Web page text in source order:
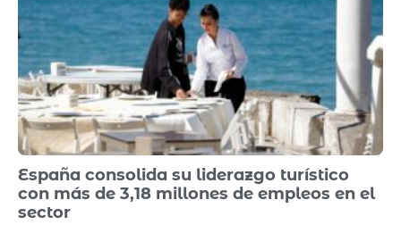
España consolida su liderazgo turístico
con más de 3,18 millones de empleos en el
sector